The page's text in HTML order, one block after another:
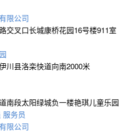
限公司
交叉口长城康桥花园16号楼911室
川县洛栾快道向南2000米
南段太阳绿城负一楼艳琪儿童乐园
服务员
限公司